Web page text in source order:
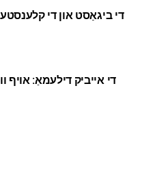
די ביגאַסט און די
די אייביק דילעמאַ: